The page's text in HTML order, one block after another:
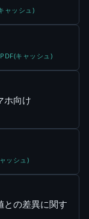
ャッシュ)
PDF(キャッシュ)
ホ向け
ッシュ)
の差異に関す